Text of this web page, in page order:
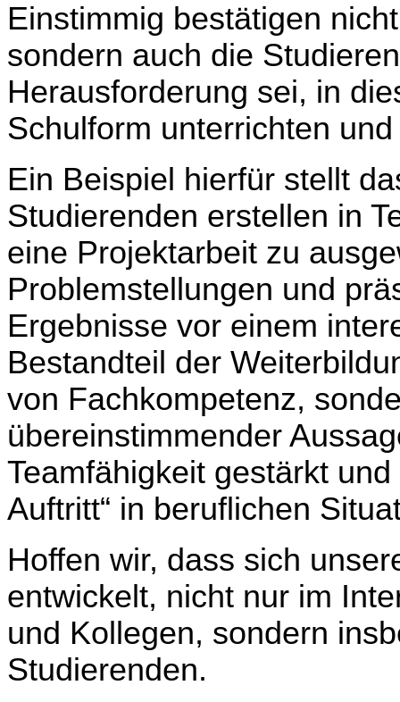
Einstimmig bestätigen
sondern auch die
Herausforderung sei, in
Schulform unterrichten
Ein Beispiel hierfür stellt
Studierenden erstellen in
eine Projektarbeit zu
Problemstellungen und
Ergebnisse vor einem
Bestandteil der
von Fachkompetenz,
übereinstimmender
Teamfähigkeit gestärkt
Auftritt“ in
Hoffen wir, dass sich
entwickelt, nicht nur im
und Kollegen, sondern
Studierenden.